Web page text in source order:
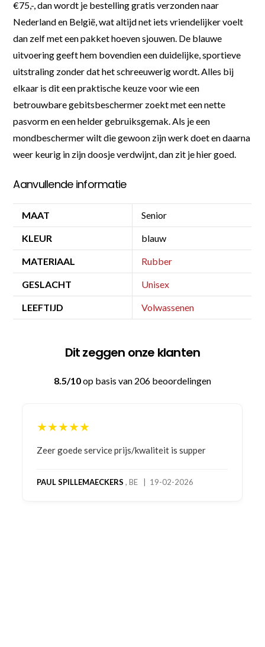
€75,-, dan wordt je bestelling gratis verzonden naar
Nederland en België, wat altijd net iets vriendelijker voelt
dan zelf met een pakket hoeven sjouwen. De blauwe
uitvoering geeft hem bovendien een duidelijke, sportieve
uitstraling zonder dat het schreeuwerig wordt. Alles bij
elkaar is dit een praktische keuze voor wie een
betrouwbare gebitsbeschermer zoekt met een nette
pasvorm en een helder gebruiksgemak. Als je een
mondbeschermer wilt die gewoon zijn werk doet en daarna
weer keurig in zijn doosje verdwijnt, dan zit je hier goed.
Aanvullende informatie
MAAT Senior
KLEUR blauw
MATERIAAL Rubber
GESLACHT Unisex
LEEFTIJD Volwassenen
Dit zeggen onze klanten
8.5/10op basis van 206 beoordelingen
★★★★★
Bestelling gedaan vanwege goede prijzen en
bestelling al ontvangen met gifts, waardoor je